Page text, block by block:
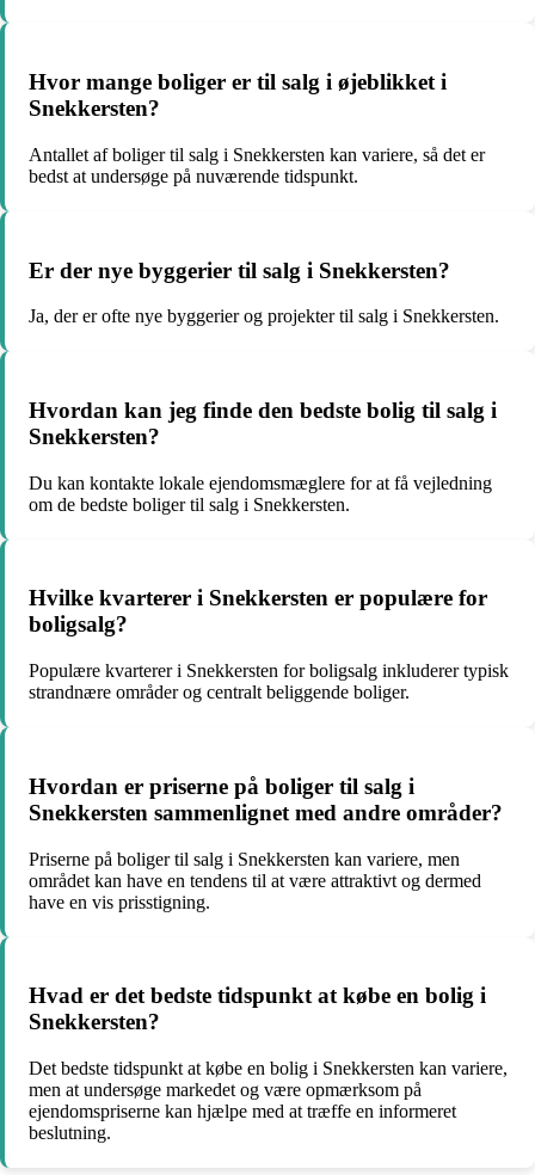
Hvor mange boliger er til salg i øjeblikket i
Snekkersten?
Antallet af boliger til salg i Snekkersten kan variere, så det er
bedst at undersøge på nuværende tidspunkt.
Er der nye byggerier til salg i Snekkersten?
Ja, der er ofte nye byggerier og projekter til salg i Snekkersten.
Hvordan kan jeg finde den bedste bolig til salg i
Snekkersten?
Du kan kontakte lokale ejendomsmæglere for at få vejledning
om de bedste boliger til salg i Snekkersten.
Hvilke kvarterer i Snekkersten er populære for
boligsalg?
Populære kvarterer i Snekkersten for boligsalg inkluderer typisk
strandnære områder og centralt beliggende boliger.
Hvordan er priserne på boliger til salg i
Snekkersten sammenlignet med andre områder?
Priserne på boliger til salg i Snekkersten kan variere, men
området kan have en tendens til at være attraktivt og dermed
have en vis prisstigning.
Hvad er det bedste tidspunkt at købe en bolig i
Snekkersten?
Det bedste tidspunkt at købe en bolig i Snekkersten kan variere,
men at undersøge markedet og være opmærksom på
ejendomspriserne kan hjælpe med at træffe en informeret
beslutning.